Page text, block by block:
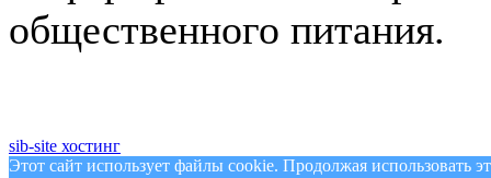
общественного питания.
sib-site хостинг
Этот сайт использует файлы cookie. Продолжая использовать